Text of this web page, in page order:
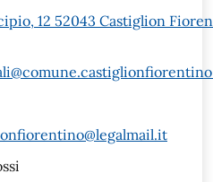
12 52043 Castiglion